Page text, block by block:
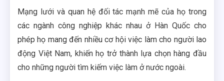
Mạng lưới và quan hệ đối tác mạnh mẽ của họ trong
các ngành công nghiệp khác nhau ở Hàn Quốc cho
phép họ mang đến nhiều cơ hội việc làm cho người lao
động Việt Nam, khiến họ trở thành lựa chọn hàng đầu
cho những người tìm kiếm việc làm ở nước ngoài.